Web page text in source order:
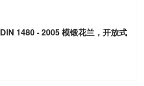
DIN 1480 - 2005 模锻花兰，开放式